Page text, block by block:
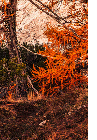
Adatok Video